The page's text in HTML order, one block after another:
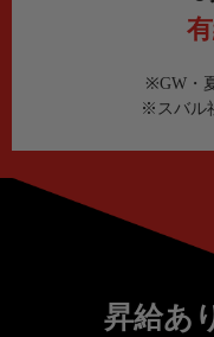
※GW・
※スバル
昇給あ